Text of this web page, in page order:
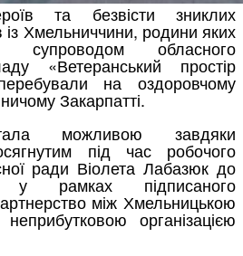
та безвісти зниклих
із Хмельниччини, родини яких
супроводом обласного
«Ветеранський простір
на оздоровчому
Закарпатті.
можливою завдяки
під час робочого
ради Віолета Лабазюк до
рамках підписаного
між Хмельницькою
організацією